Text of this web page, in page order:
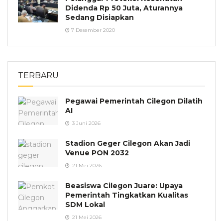
Didenda Rp 50 Juta, Aturannya
Sedang Disiapkan
7 Desember 2020
TERBARU
Pegawai Pemerintah Cilegon Dilatih
AI
3 Juni 2026
Stadion Geger Cilegon Akan Jadi
Venue PON 2032
21 Mei 2026
Beasiswa Cilegon Juare: Upaya
Pemerintah Tingkatkan Kualitas
SDM Lokal
21 Mei 2026